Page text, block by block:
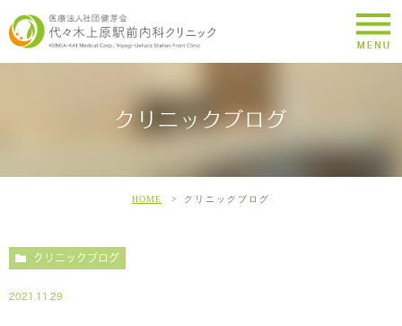
クリニックブログ
HOME クリニックブログ
クリニックブログ
2021.11.29